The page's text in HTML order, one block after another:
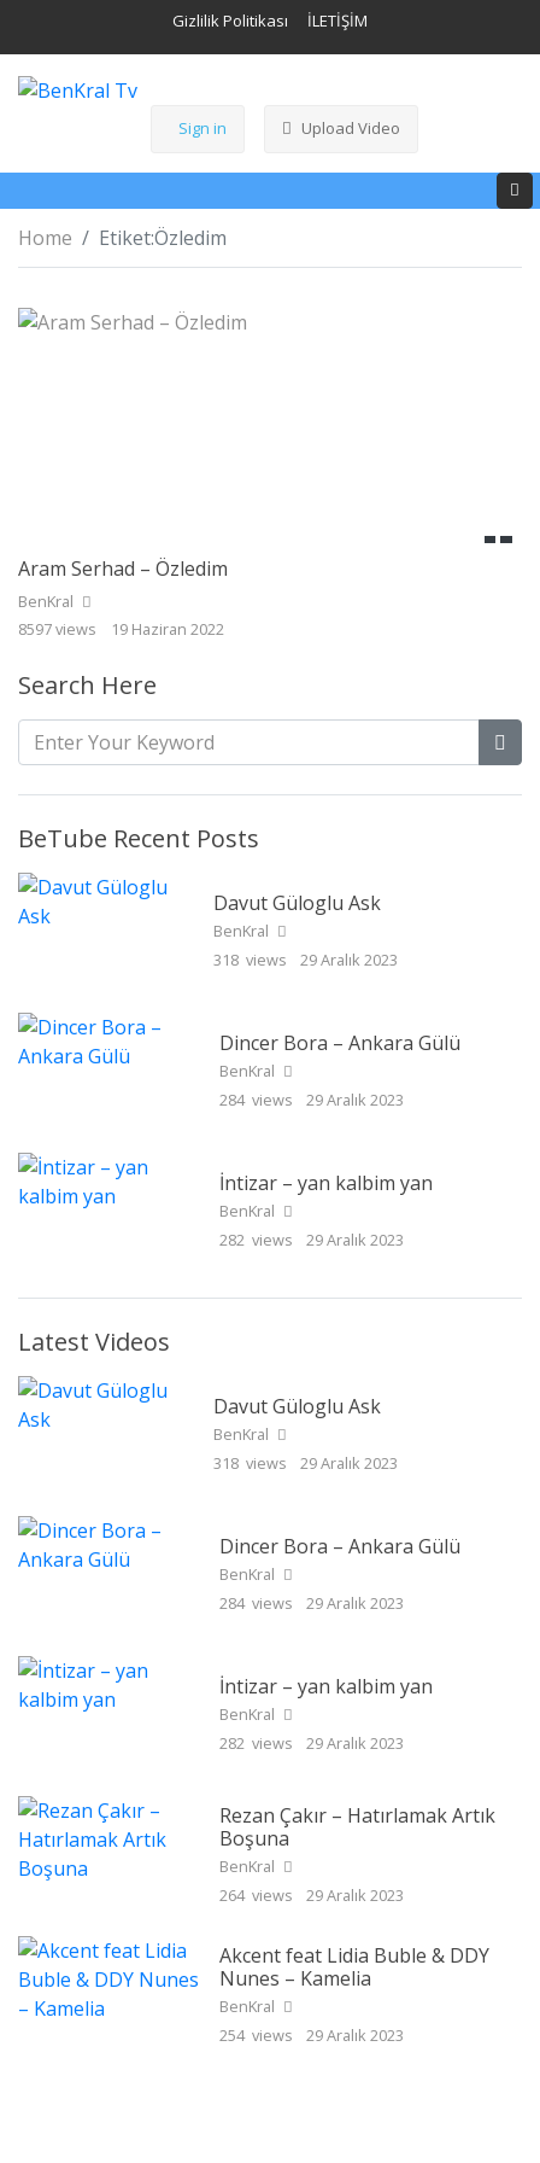
Gizlilik Politikası İLETİŞİM
Sign in Upload Video
Home Etiket:Özledim
Aram Serhad – Özledim
BenKral
8597 views
19 Haziran 2022
Search Here
BeTube Recent Posts
Davut Güloglu Ask
BenKral
318 views
29 Aralık 2023
Dincer Bora – Ankara Gülü
BenKral
284 views
29 Aralık 2023
İntizar – yan kalbim yan
BenKral
282 views
29 Aralık 2023
Latest Videos
Davut Güloglu Ask
BenKral
318 views
29 Aralık 2023
Dincer Bora – Ankara Gülü
BenKral
284 views
29 Aralık 2023
İntizar – yan kalbim yan
BenKral
282 views
29 Aralık 2023
Rezan Çakır – Hatırlamak Artık
Boşuna
BenKral
264 views
29 Aralık 2023
Akcent feat Lidia Buble & DDY
Nunes – Kamelia
BenKral
254 views
29 Aralık 2023